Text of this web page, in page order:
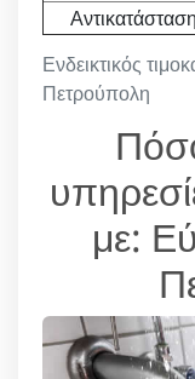
Ενδεικτικός
Πετρούπολη
με: